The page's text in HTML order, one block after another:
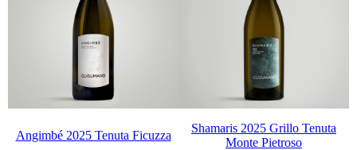
Angimbé 2025 Tenuta Ficuzza
Shamaris 2025 Grillo Tenuta
Monte Pietroso